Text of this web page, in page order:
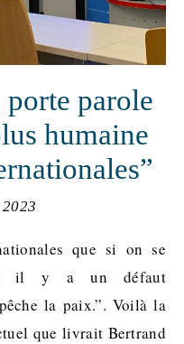
parole
humaine
il y a un défaut
la paix.”. Voilà la
que livrait Bertrand